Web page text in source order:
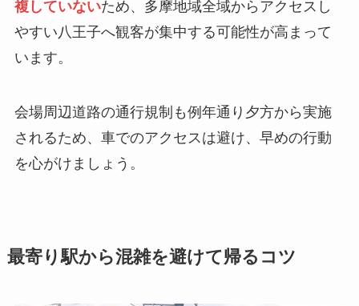
複していないため、多摩地域全域からアクセスし
やすい八王子へ観客が集中する可能性が高まって
います。
会場周辺道路の通行規制も例年通り夕方から実施
されるため、車でのアクセスは避け、早めの行動
を心がけましょう。
最寄り駅から混雑を避けて帰るコツ